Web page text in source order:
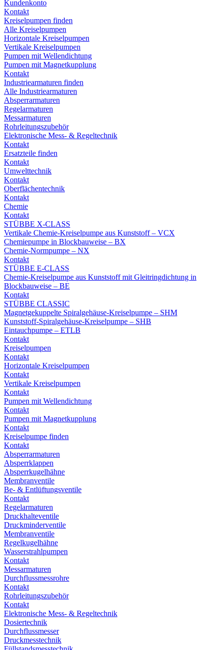
Kundenkonto
Kontakt
Kreiselpumpen finden
Alle Kreiselpumpen
Horizontale Kreiselpumpen
Vertikale Kreiselpumpen
Pumpen mit Wellendichtung
Pumpen mit Magnetkupplung
Kontakt
Industriearmaturen finden
Alle Industriearmaturen
Absperrarmaturen
Regelarmaturen
Messarmaturen
Rohrleitungszubehör
Elektronische Mess- & Regeltechnik
Kontakt
Ersatzteile finden
Kontakt
Umwelttechnik
Kontakt
Oberflächentechnik
Kontakt
Chemie
Kontakt
STÜBBE X-CLASS
Vertikale Chemie-Kreiselpumpe aus Kunststoff – VCX
Chemiepumpe in Blockbauweise – BX
Chemie-Normpumpe – NX
Kontakt
STÜBBE E-CLASS
Chemie-Kreiselpumpe aus Kunststoff mit Gleitringdichtung in
Blockbauweise – BE
Kontakt
STÜBBE CLASSIC
Magnetgekuppelte Spiralgehäuse-Kreiselpumpe – SHM
Kunststoff-Spiralgehäuse-Kreiselpumpe – SHB
Eintauchpumpe – ETLB
Kontakt
Kreiselpumpen
Kontakt
Horizontale Kreiselpumpen
Kontakt
Vertikale Kreiselpumpen
Kontakt
Pumpen mit Wellendichtung
Kontakt
Pumpen mit Magnetkupplung
Kontakt
Kreiselpumpe finden
Kontakt
Absperrarmaturen
Absperrklappen
Absperrkugelhähne
Membranventile
Be- & Entlüftungsventile
Kontakt
Regelarmaturen
Druckhalteventile
Druckminderventile
Membranventile
Regelkugelhähne
Wasserstrahlpumpen
Kontakt
Messarmaturen
Durchflussmessrohre
Kontakt
Rohrleitungszubehör
Kontakt
Elektronische Mess- & Regeltechnik
Dosiertechnik
Durchflussmesser
Druckmesstechnik